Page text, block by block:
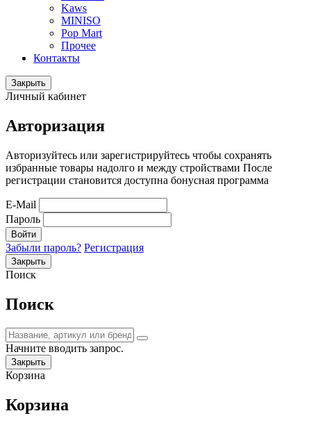
Kaws
MINISO
Pop Mart
Прочее
Контакты
Закрыть
Личный кабинет
Авторизация
Авторизуйтесь или зарегистрируйтесь чтобы сохранять
избранные товары надолго и между стройствами После
регистрации становится доступна бонусная программа
E-Mail
Пароль
Войти
Забыли пароль? Регистрация
Закрыть
Поиск
Поиск
Начните вводить запрос.
Закрыть
Корзина
Корзина